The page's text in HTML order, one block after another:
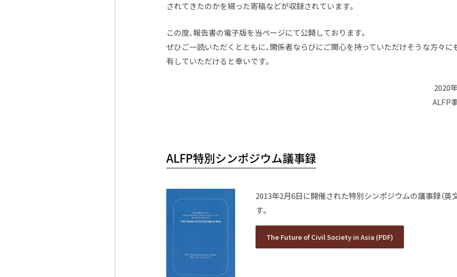
されてきたのかを綴った寄稿などが収録されています。
この度、報告書の電子版を当ページにて公開しております。
ぜひご一読いただくとともに、関係者ならびにご関心を持っていただけそうな方々に
有していただけると幸いです。
2020
ALFP
ALFP特別シンポジウム議事録
2013年2月6日に開催された特別シンポジウムの議事録（英
す。
The Future of Civil Society in Asia (PDF)
The Future of Civil Society in Asia (PDF)